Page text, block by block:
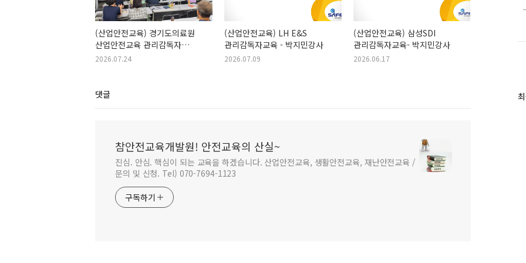
(산업안전교육) 경기도의료원
산업안전교육 관리감독자
안전보건교육 실시
2026.07.24
(산업안전교육) LH E&S
관리감독자교육 - 박지민강사
2026.07.09
(산업안전교육) 삼성SDI
관리감독자교육- 박지민강사
2026.06.17
댓글
참안전교육개발원! 안전교육의 산실~
진심. 안심. 핵심이 되는 교육을 하겠습니다. 산업안전교육, 생활안전교육, 재난안전교육 /
문의 및 신청. Tel) 070-7694-1123
구독하기